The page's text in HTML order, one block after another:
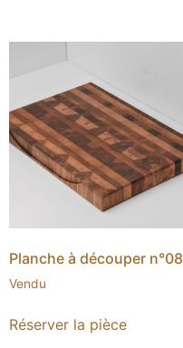
Planche à découper n°08
Vendu
Réserver la pièce